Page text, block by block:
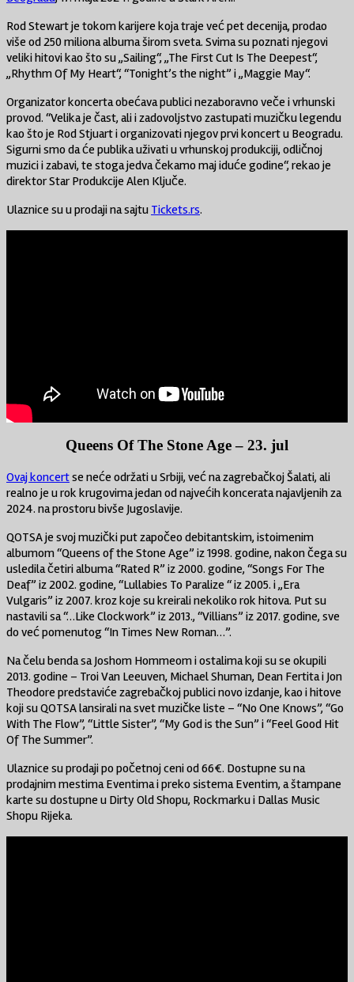
Rod Stewart je tokom karijere koja traje već pet decenija, prodao
više od 250 miliona albuma širom sveta. Svima su poznati njegovi
veliki hitovi kao što su „Sailing“, „The First Cut Is The Deepest“,
„Rhythm Of My Heart“, “Tonight’s the night” i „Maggie May“.
Organizator koncerta obećava publici nezaboravno veče i vrhunski
provod. “Velika je čast, ali i zadovoljstvo zastupati muzičku legendu
kao što je Rod Stjuart i organizovati njegov prvi koncert u Beogradu.
Sigurni smo da će publika uživati u vrhunskoj produkciji, odličnoj
muzici i zabavi, te stoga jedva čekamo maj iduće godine“, rekao je
direktor Star Produkcije Alen Ključe.
Ulaznice su u prodaji na sajtu Tickets.rs.
Queens Of The Stone Age – 23. jul
Ovaj koncertse neće održati u Srbiji, već na zagrebačkoj Šalati, ali
realno je u rok krugovima jedan od najvećih koncerata najavljenih za
2024. na prostoru bivše Jugoslavije.
QOTSA je svoj muzički put započeo debitantskim, istoimenim
albumom “Queens of the Stone Age” iz 1998. godine, nakon čega su
usledila četiri albuma “Rated R” iz 2000. godine, “Songs For The
Deaf” iz 2002. godine, “Lullabies To Paralize “ iz 2005. i „Era
Vulgaris” iz 2007. kroz koje su kreirali nekoliko rok hitova. Put su
nastavili sa “…Like Clockwork” iz 2013., “Villians” iz 2017. godine, sve
do već pomenutog “In Times New Roman…”.
Na čelu benda sa Joshom Hommeom i ostalima koji su se okupili
2013. godine – Troi Van Leeuven, Michael Shuman, Dean Fertita i Jon
Theodore predstaviće zagrebačkoj publici novo izdanje, kao i hitove
koji su QOTSA lansirali na svet muzičke liste – “No One Knows”, “Go
With The Flow”, “Little Sister”, “My God is the Sun” i “Feel Good Hit
Of The Summer”.
Ulaznice su prodaji po početnoj ceni od 66€. Dostupne su na
prodajnim mestima Eventima i preko sistema Eventim, a štampane
karte su dostupne u Dirty Old Shopu, Rockmarku i Dallas Music
Shopu Rijeka.